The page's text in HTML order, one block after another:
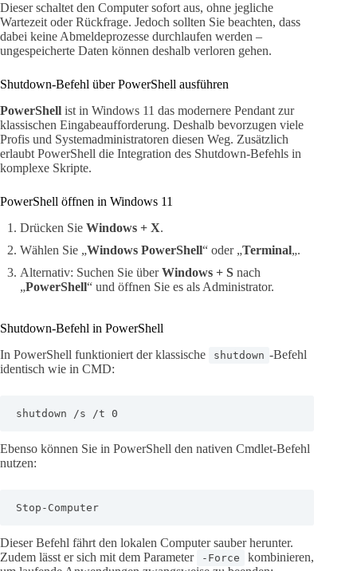
Dieser schaltet den Computer sofort aus, ohne jegliche
Wartezeit oder Rückfrage. Jedoch sollten Sie beachten, dass
dabei keine Abmeldeprozesse durchlaufen werden –
ungespeicherte Daten können deshalb verloren gehen.
Shutdown-Befehl über PowerShell ausführen
PowerShell ist in Windows 11 das modernere Pendant zur
klassischen Eingabeaufforderung. Deshalb bevorzugen viele
Profis und Systemadministratoren diesen Weg. Zusätzlich
erlaubt PowerShell die Integration des Shutdown-Befehls in
komplexe Skripte.
PowerShell öffnen in Windows 11
Drücken Sie Windows + X.
Wählen Sie „Windows PowerShell“ oder „Terminal„.
Alternativ: Suchen Sie überWindows + S nach
„PowerShell“ und öffnen Sie es als Administrator.
Shutdown-Befehl in PowerShell
In PowerShell funktioniert der klassische
shutdown -Befehl
identisch wie in CMD:
shutdown /s /t 0
Ebenso können Sie in PowerShell den nativen Cmdlet-Befehl
nutzen:
Stop-Computer
Dieser Befehl fährt den lokalen Computer sauber herunter.
Zudem lässt er sich mit dem Parameter
-Force
kombinieren,